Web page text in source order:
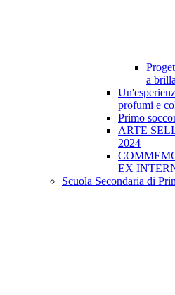
a
profumi e
Primo
ARTE
2024
EX
Scuola Secondaria di